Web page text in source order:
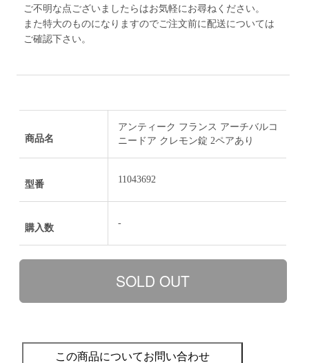
ご不明な点ございましたらはお気軽にお尋ねください。
また特大のものになりますのでご注文前に配送については
ご確認下さい。
商品名
アンティーク フランス アーチバルコ
ニードア クレモン錠 2ペアあり
型番 11043692
購入数 -
この商品についてお問い合わせ